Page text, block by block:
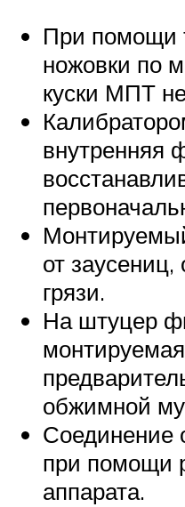
При помощи
ножовки по
куски МПТ
внутренняя
от
грязи.
На штуцер
обжимной
Соединение
при помощи
аппарата.